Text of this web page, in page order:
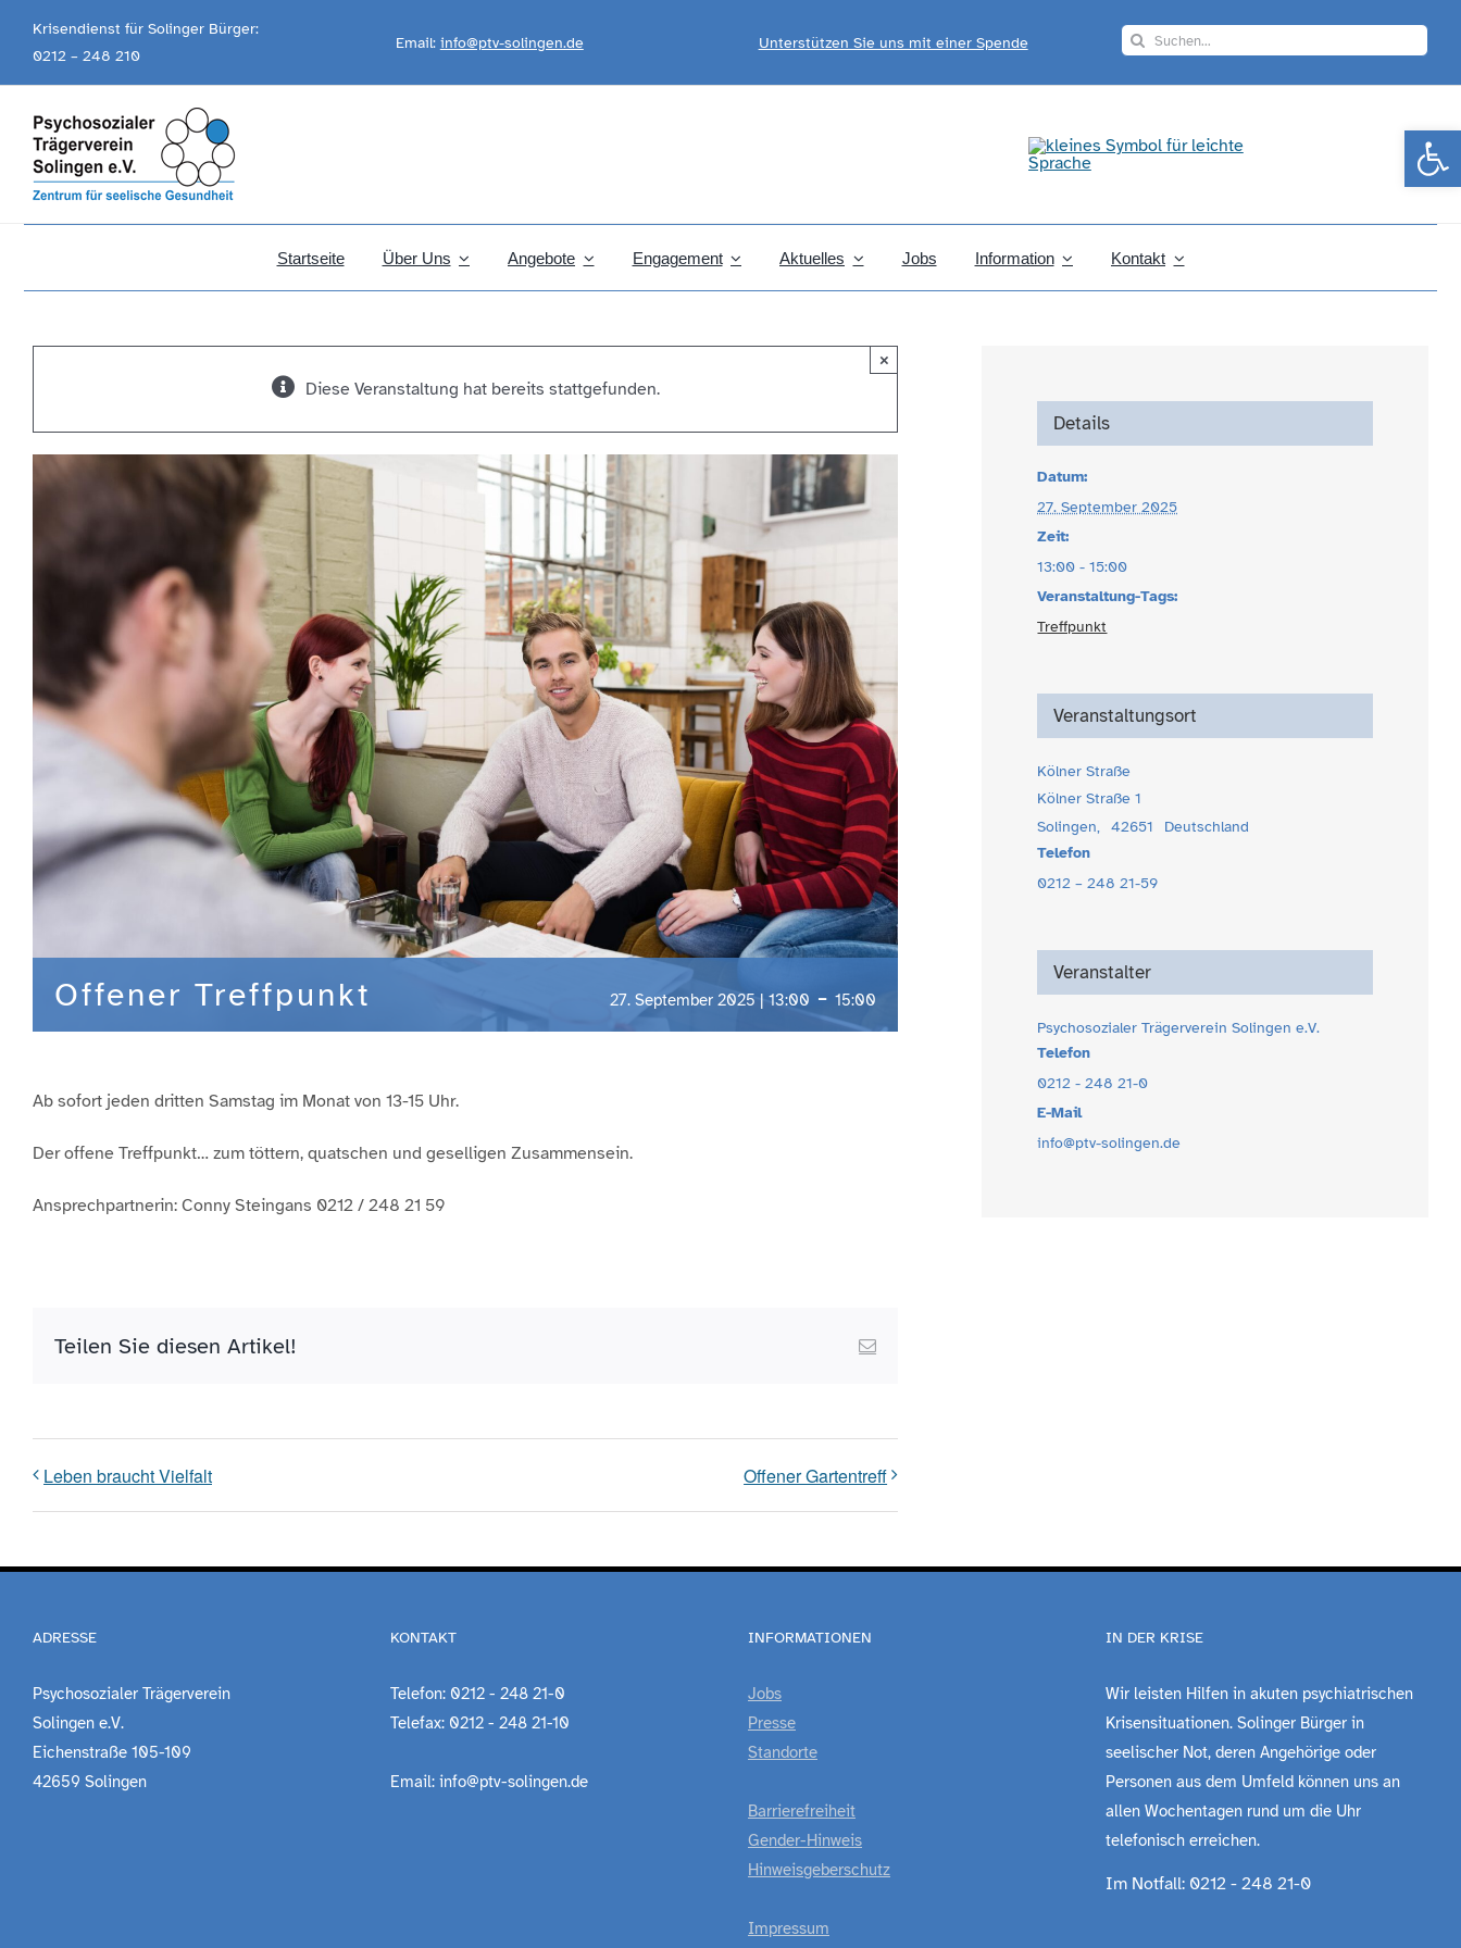
Krisendienst für Solinger Bürger:
0212 – 248 210
Email: info@ptv-solingen.de Unterstützen Sie uns mit einer Spende
Search
Startseite Über Uns Angebote Engagement Aktuelles Jobs Information Kontakt
Diese Veranstaltung hat bereits stattgefunden.
×
Offener Treffpunkt 27. September 2025 | 13:00 -15:00
Ab sofort jeden dritten Samstag im Monat von 13-15 Uhr.
Der offene Treffpunkt… zum töttern, quatschen und geselligen Zusammensein.
Ansprechpartnerin: Conny Steingans 0212 / 248 21 59
Teilen Sie diesen Artikel! Email
Leben braucht Vielfalt Offener Gartentreff
Details
Datum:
27. September 2025
Zeit:
13:00 - 15:00
Veranstaltung-Tags:
Treffpunkt
Veranstaltungsort
Kölner Straße
Kölner Straße 1
Solingen, 42651
Deutschland
Telefon
0212 – 248 21-59
Veranstalter
Psychosozialer Trägerverein Solingen e.V.
Telefon
0212 - 248 21-0
E-Mail
info@ptv-solingen.de
ADRESSE
Psychosozialer Trägerverein
Solingen e.V.
Eichenstraße 105-109
42659 Solingen
KONTAKT
Telefon: 0212 - 248 21-0
Telefax: 0212 - 248 21-10
Email: info@ptv-solingen.de
INFORMATIONEN
Jobs
Presse
Standorte
Barrierefreiheit
Gender-Hinweis
Hinweisgeberschutz
Impressum
IN DER KRISE
Wir leisten Hilfen in akuten psychiatrischen
Krisensituationen. Solinger Bürger in
seelischer Not, deren Angehörige oder
Personen aus dem Umfeld können uns an
allen Wochentagen rund um die Uhr
telefonisch erreichen.
Im Notfall: 0212 - 248 21-0